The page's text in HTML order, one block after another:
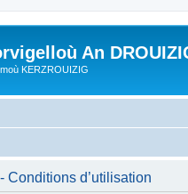
An
KERZROUIZIG
Conditions d’utilisation